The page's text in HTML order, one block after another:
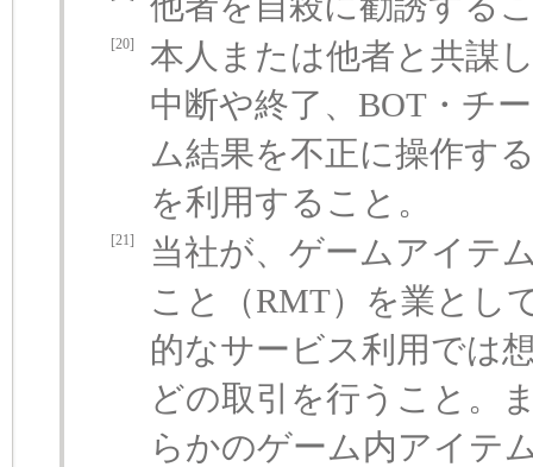
[20]
本人または他者と共謀
中断や終了、BOT・チ
ム結果を不正に操作す
を利用すること。
[21]
当社が、ゲームアイテ
こと（RMT）を業とし
的なサービス利用では
どの取引を行うこと。
らかのゲーム内アイテ